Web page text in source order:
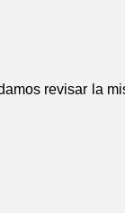
revisar la